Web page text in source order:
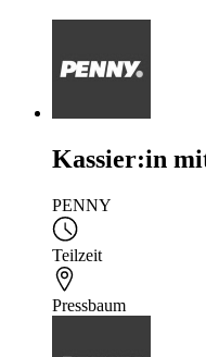
Kassier:in
PENNY
Teilzeit
Pressbaum